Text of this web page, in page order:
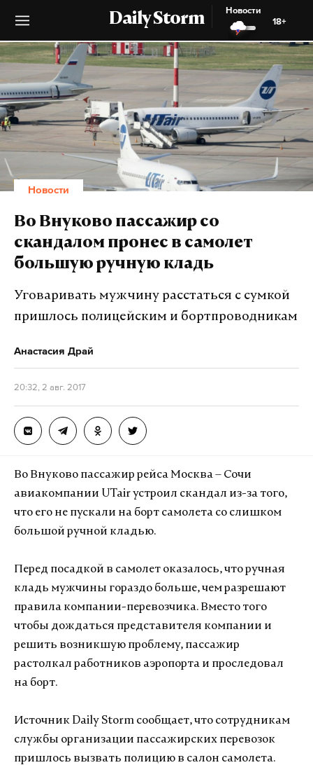
Daily Storm
Новости
18+
Новости
Во Внуково пассажир со
скандалом пронес в самолет
большую ручную кладь
Уговаривать мужчину расстаться с сумкой
пришлось полицейским и бортпроводникам
Анастасия Драй
20:32, 2 авг. 2017
Во Внуково пассажир рейса Москва – Сочи
авиакомпании UTair устроил скандал из-за того,
что его не пускали на борт самолета со слишком
большой ручной кладью.
Перед посадкой в самолет оказалось, что ручная
кладь мужчины гораздо больше, чем разрешают
правила компании-перевозчика. Вместо того
чтобы дождаться представителя компании и
решить возникшую проблему, пассажир
растолкал работников аэропорта и проследовал
на борт.
Источник Daily Storm сообщает, что сотрудникам
службы организации пассажирских перевозок
пришлось вызвать полицию в салон самолета.